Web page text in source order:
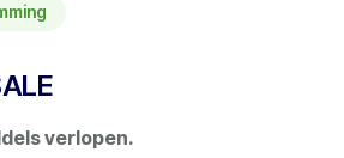
verlopen.